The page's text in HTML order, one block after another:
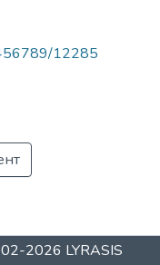
12285
2026 LYRASIS